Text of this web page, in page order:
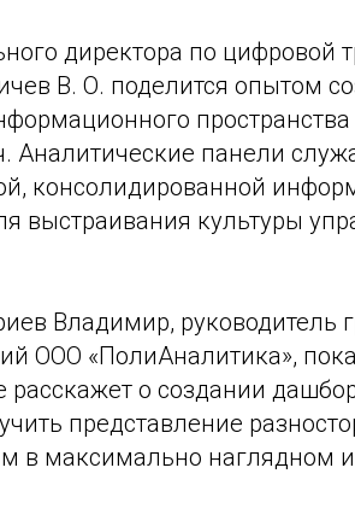
директора по
В. О. поделится опытом
Аналитические панели
консолидированной
выстраивания культуры
Владимир, руководитель
ООО «ПолиАналитика»,
о создании
представление
в максимально наглядном